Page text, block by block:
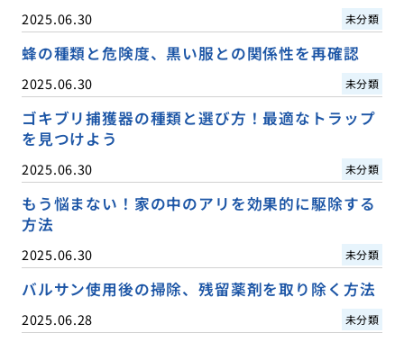
2025.06.30 未分類
蜂の種類と危険度、黒い服との関係性を再確認
2025.06.30 未分類
ゴキブリ捕獲器の種類と選び方！最適なトラップ
を見つけよう
2025.06.30 未分類
もう悩まない！家の中のアリを効果的に駆除する
方法
2025.06.30 未分類
バルサン使用後の掃除、残留薬剤を取り除く方法
2025.06.28 未分類